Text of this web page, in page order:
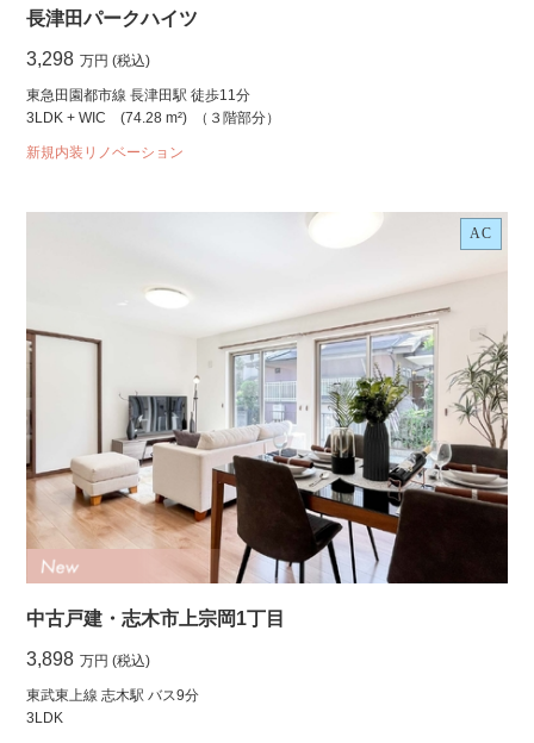
長津田パークハイツ
3,298 万円 (税込)
東急田園都市線 長津田駅 徒歩11分
3LDK + WIC
(74.28 m²) （３階部分）
新規内装リノベーション
AC
中古戸建・志木市上宗岡1丁目
3,898 万円 (税込)
東武東上線 志木駅 バス9分
3LDK